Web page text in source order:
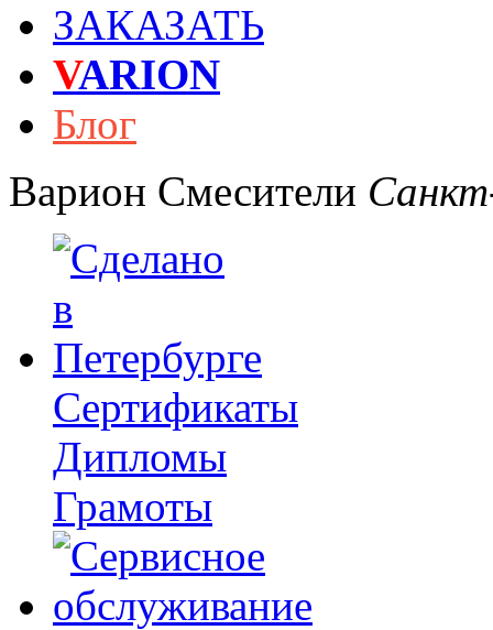
ЗАКАЗАТЬ
VARION
Блог
Варион Смесители
Сертификаты
Дипломы
Грамоты